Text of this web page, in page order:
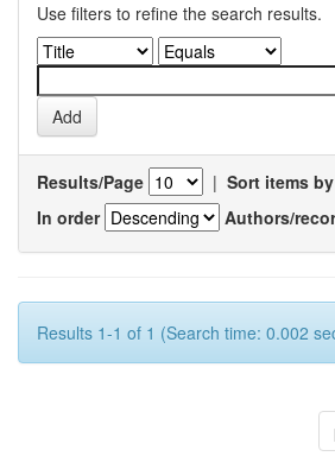
Use filters to refine the search results.
Results/Page | Sort items by
In order
Authors/
Results 1-1 of 1 (Search time: 0.002